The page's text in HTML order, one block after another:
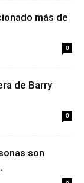
más de
0
de Barry
0
son